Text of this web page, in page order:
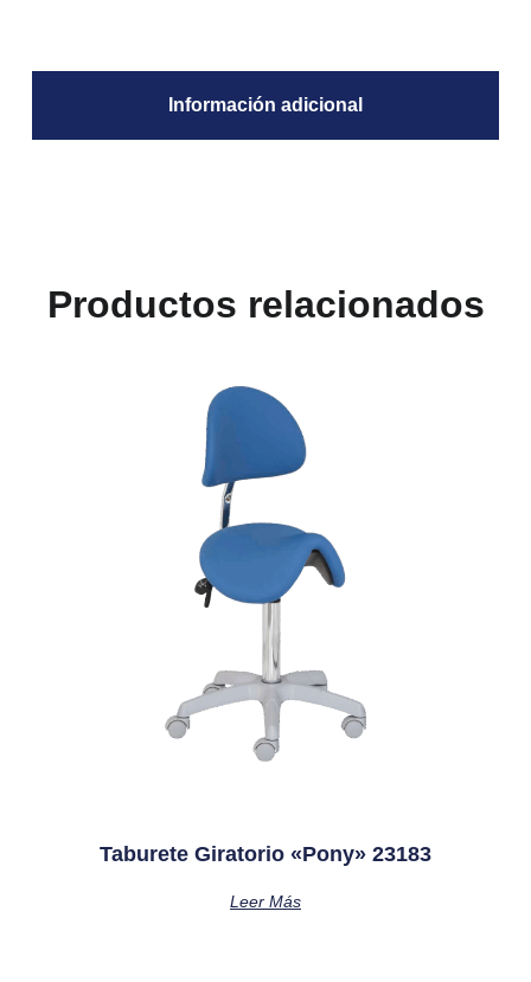
Información adicional
Productos relacionados
Taburete Giratorio «pony» 23183
Leer Más